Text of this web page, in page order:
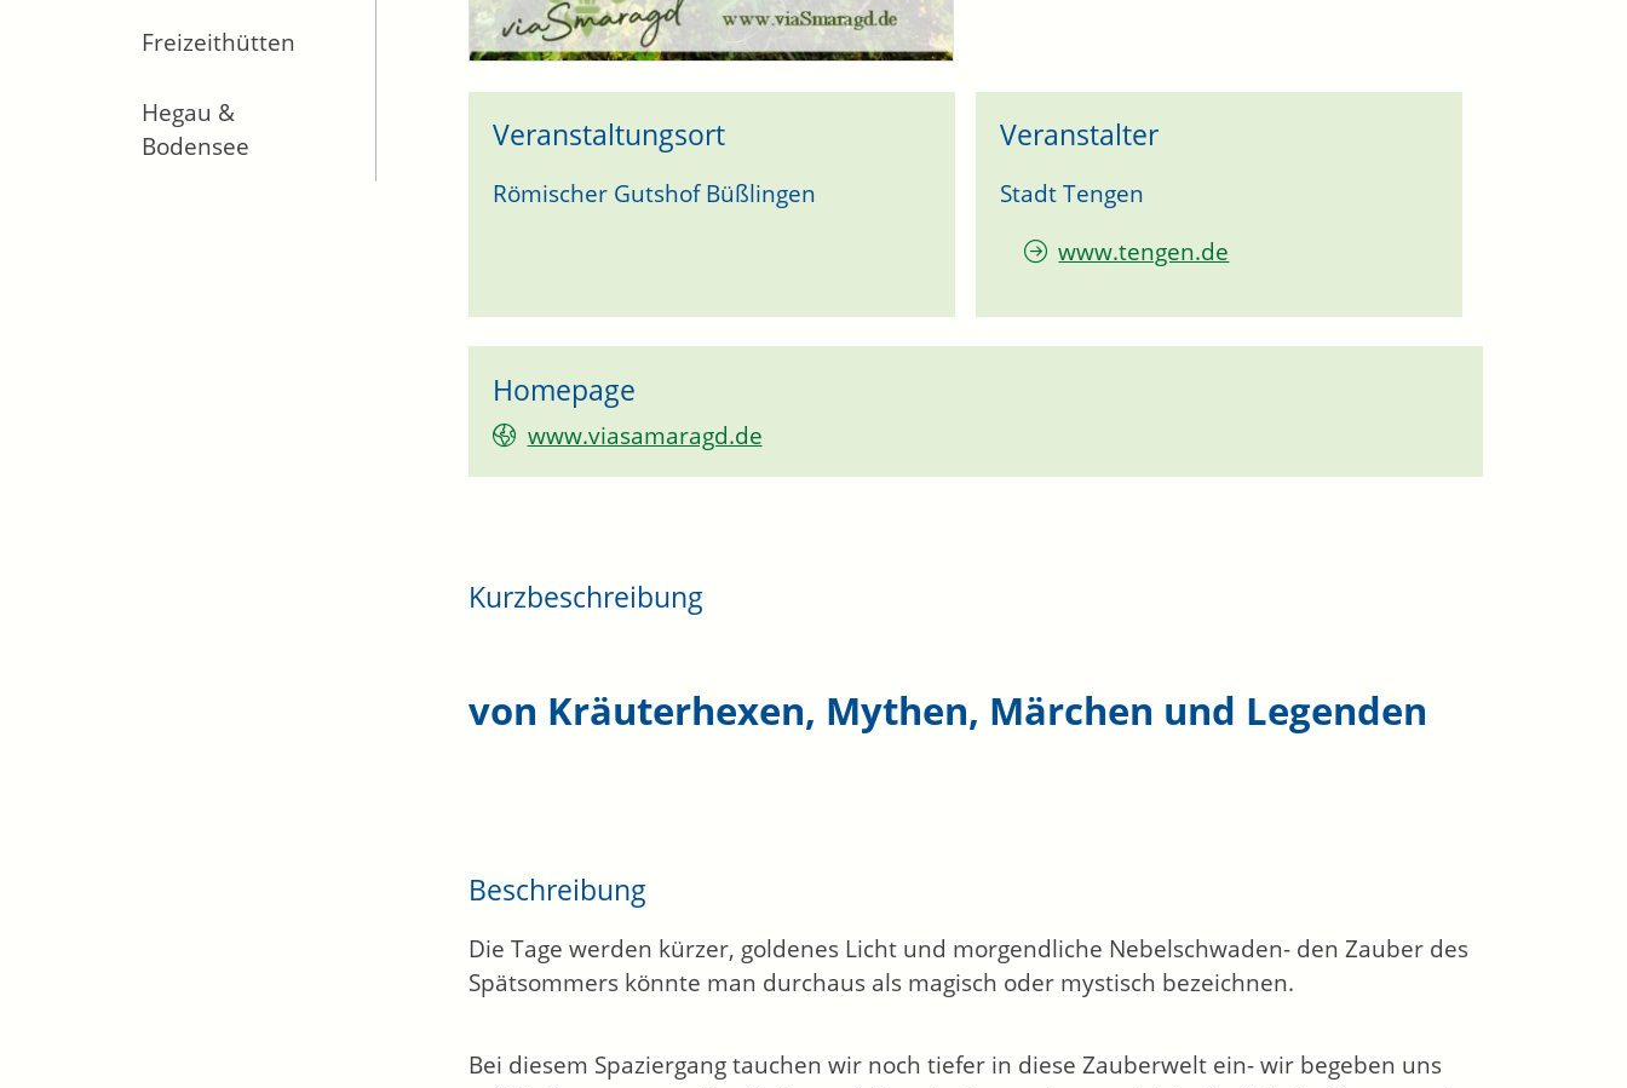
Freizeithütten
Hegau &
Bodensee
Homepage
www.viasamaragd.de
Kurzbeschreibung
von Kräuterhexen, Mythen, Märchen und Legenden
Beschreibung
Die Tage werden kürzer, goldenes Licht und morgendliche Nebelschwaden- den Zauber des
Spätsommers könnte man durchaus als magisch oder mystisch bezeichnen.
Bei diesem Spaziergang tauchen wir noch tiefer in diese Zauberwelt ein- wir begeben uns
Veranstaltungsort
Römischer Gutshof Büßlingen
Veranstalter
Stadt Tengen
www.tengen.de